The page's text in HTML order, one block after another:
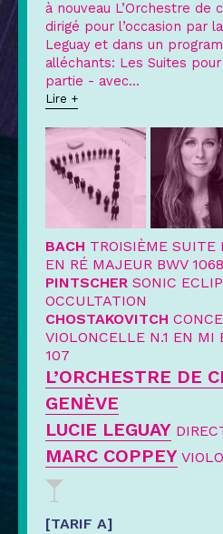
à nouveau L’Orchestre de
dirigé pour l’occasion par
Leguay et dans un
alléchants: Les Suites
partie - avec...
Lire +
BACH TROISIÈME SUITE
EN RÉ MAJEUR BWV 1068
PINTSCHER SONIC
OCCULTATION
CHOSTAKOVITCH
VIOLONCELLE N.1 EN MI
107
L’ORCHESTRE DE
GENÈVE
LUCIE LEGUAY
MARC COPPEY
[TARIF A]